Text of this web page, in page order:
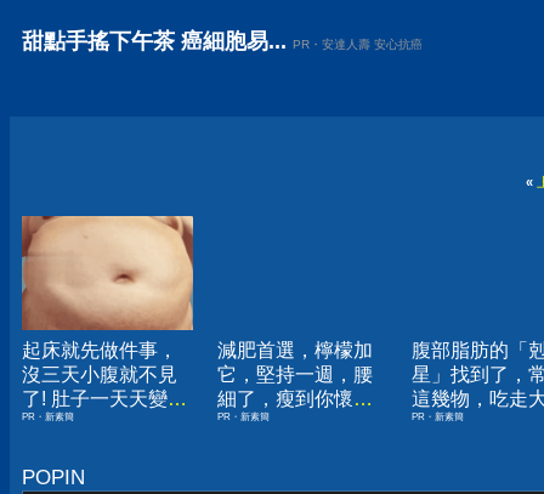
甜點手搖下午茶 癌細胞易... PR・安達人壽 安心抗癌
«
起床就先做件事，
沒三天小腹就不見
了! 肚子一天天變
小！
PR・新素簡
減肥首選，檸檬加
它，堅持一週，腰
細了，瘦到你懷疑
人生
PR・新素簡
腹部脂肪的「
星」找到了，
這幾物，吃走
囊，瘦出小蠻
PR・新素簡
POPIN